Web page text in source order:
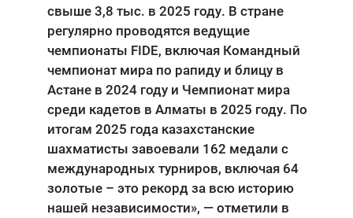
свыше 3,8 тыс. в 2025 году. В стране
регулярно проводятся ведущие
чемпионаты FIDE, включая Командный
чемпионат мира по рапиду и блицу в
Астане в 2024 году и Чемпионат мира
среди кадетов в Алматы в 2025 году. По
итогам 2025 года казахстанские
шахматисты завоевали 162 медали с
международных турниров, включая 64
золотые – это рекорд за всю историю
нашей независимости», — отметили в